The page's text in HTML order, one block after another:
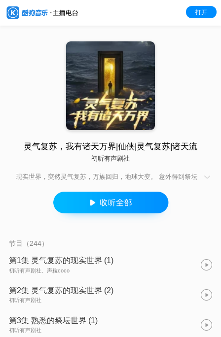
打开
灵气复苏，我有诸天万界|仙侠|灵气复苏|诸天流
初昕有声剧社
现实世界，突然灵气复苏，万族回归，地球大变。 意外得到祭坛
节目（244）
第1集 灵气复苏的现实世界 (1)
初昕有声剧社、声粒coco
第2集 灵气复苏的现实世界 (2)
初昕有声剧社
第3集 熟悉的祭坛世界 (1)
初昕有声剧社